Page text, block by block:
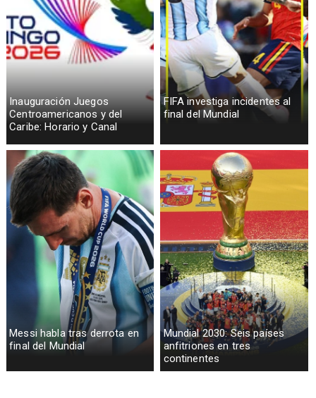
Inauguración Juegos
Centroamericanos y del
Caribe: Horario y Canal
FIFA investiga incidentes al
final del Mundial
Messi habla tras derrota en
final del Mundial
Mundial 2030: Seis países
anfitriones en tres
continentes